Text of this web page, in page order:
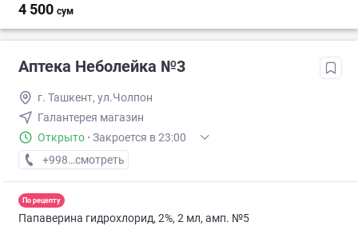
4 500 сум
Аптека Неболейка №3
г. Ташкент, ул.Чолпон
Галантерея магазин
Открыто · Закроется в 23:00
+998 (71) XXX-XX-XX
смотреть
По рецепту
Папаверина гидрохлорид, 2%, 2 мл, амп. №5